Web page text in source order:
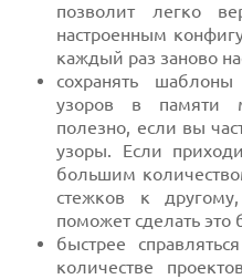
позволит легко
настроенным
каждый раз заново
сохранять
узоров в памяти
полезно, если вы
узоры. Если
большим
стежков к
поможет сделать это
быстрее
количестве